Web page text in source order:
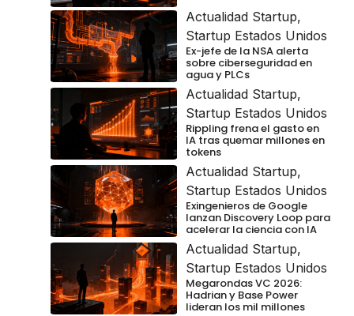
Actualidad Startup,
Startup Estados Unidos
Ex-jefe de la NSA alerta
sobre ciberseguridad en
agua y PLCs
Actualidad Startup,
Startup Estados Unidos
Rippling frena el gasto en
IA tras quemar millones en
tokens
Actualidad Startup,
Startup Estados Unidos
Exingenieros de Google
lanzan Discovery Loop para
acelerar la ciencia con IA
Actualidad Startup,
Startup Estados Unidos
Megarondas VC 2026:
Hadrian y Base Power
lideran los mil millones